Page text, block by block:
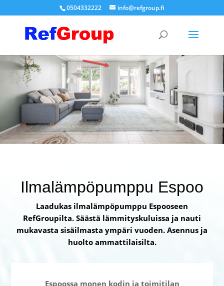
0504332222 info@refgroup.fi
Ilmalämpöpumppu Espoo
Laadukas ilmalämpöpumppu Espooseen
RefGroupilta. Säästä lämmityskuluissa ja nauti
mukavasta sisäilmasta ympäri vuoden. Asennus ja
huolto ammattilaisilta.
Espoossa monen kodin ja toimitilan